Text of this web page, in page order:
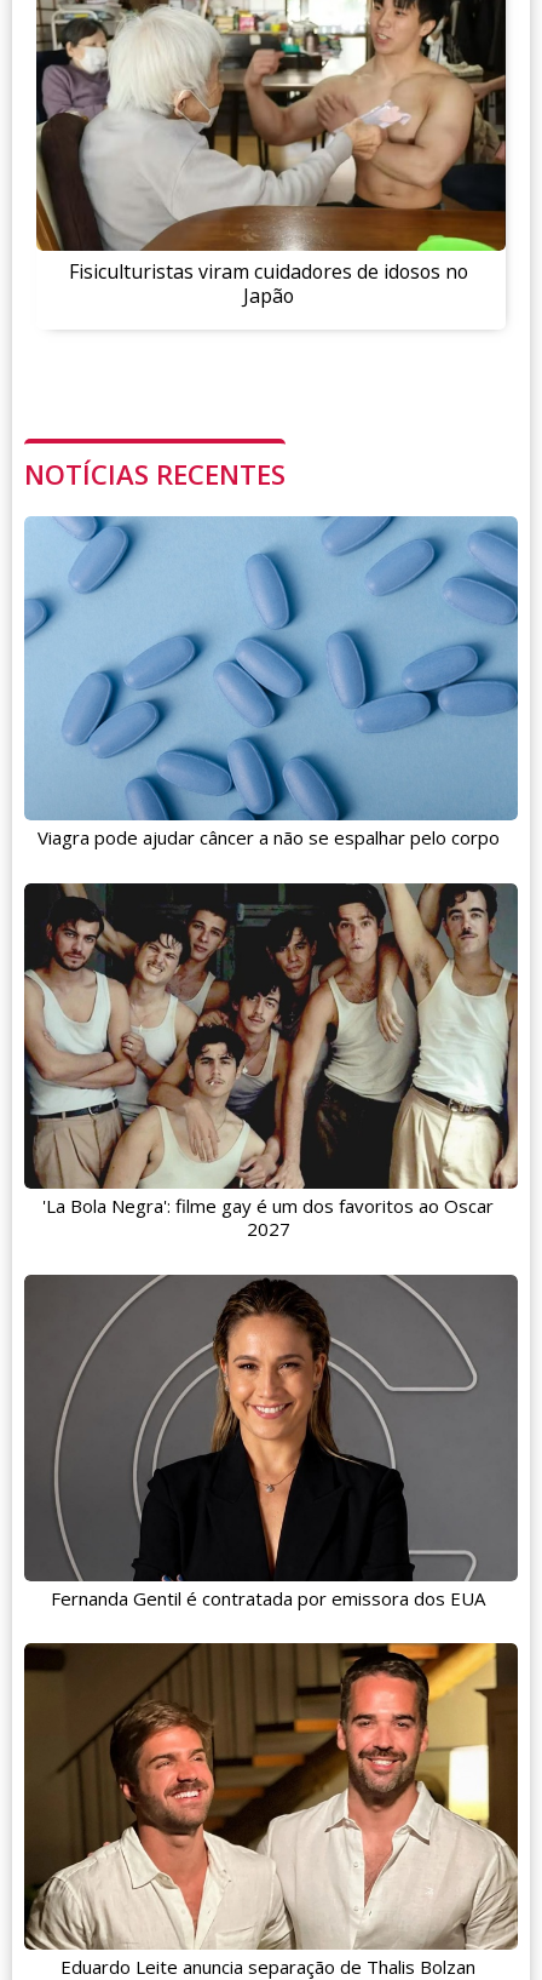
Fisiculturistas viram cuidadores de idosos no
Japão
NOTÍCIAS RECENTES
Viagra pode ajudar câncer a não se espalhar pelo corpo
'La Bola Negra': filme gay é um dos favoritos ao Oscar
2027
Fernanda Gentil é contratada por emissora dos EUA
Eduardo Leite anuncia separação de Thalis Bolzan